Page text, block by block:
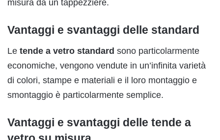
misura da un tappezziere.
Vantaggi e svantaggi delle standard
Le tende a vetro standard sono particolarmente
economiche, vengono vendute in un’infinita varietà
di colori, stampe e materiali e il loro montaggio e
smontaggio è particolarmente semplice.
Vantaggi e svantaggi delle tende a